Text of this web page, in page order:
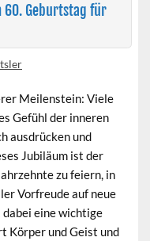
60. Geburtstag für
Meilenstein: Viele
Gefühl der inneren
ausdrücken und
Jubiläum ist der
zu feiern, in
Vorfreude auf neue
eine wichtige
Körper und Geist und